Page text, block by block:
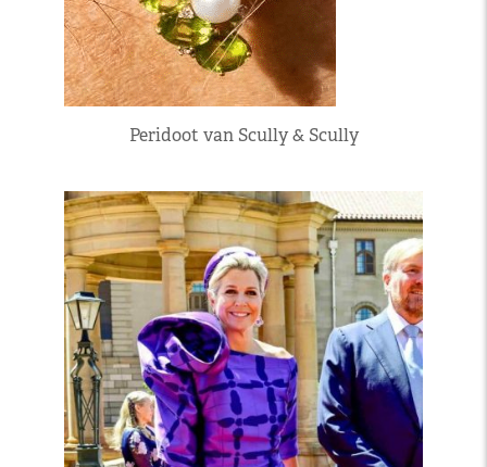
Peridoot van Scully & Scully